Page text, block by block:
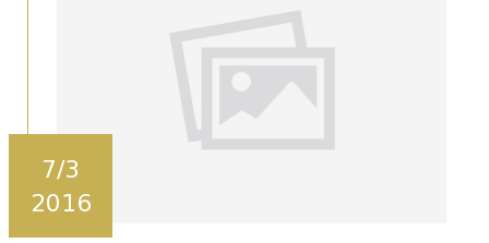
7/3
2016